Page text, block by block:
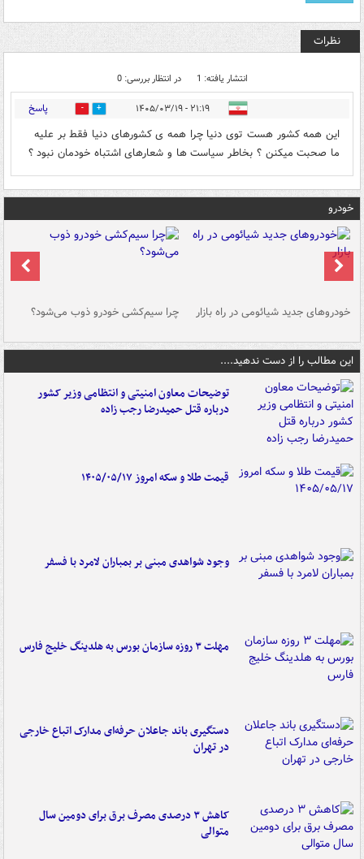
نظرات
انتشار یافته: 1 در انتظار بررسی: 0
۲۱:۱۹ - ۱۴۰۵/۰۳/۱۹ 1 پاسخ
این همه کشور هست توی دنیا چرا همه ی کشورهای دنیا فقط بر علیه
ما صحبت میکنن ؟ بخاطر سیاست ها و شعارهای اشتباه خودمان نبود ؟
خودرو
خودروهای جدید شیائومی در راه بازار چرا سیم‌کشی خودرو ذوب می‌شود؟
این مطالب را از دست ندهید....
توضیحات معاون امنیتی و انتظامی وزیر کشور
درباره قتل حمیدرضا رجب زاده
قیمت طلا و سکه امروز ۱۴۰۵/۰۵/۱۷
وجود شواهدی مبنی بر بمباران لامرد با فسفر
مهلت ۳ روزه سازمان بورس به هلدینگ خلیج فارس
دستگیری باند جاعلان حرفه‌ای مدارک اتباع خارجی
در تهران
کاهش ۳ درصدی مصرف برق برای دومین سال
متوالی